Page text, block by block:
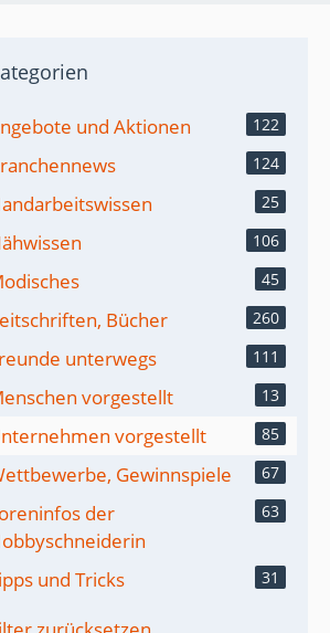
und Aktionen 122
124
25
106
45
Bücher 260
unterwegs 111
vorgestellt 13
vorgestellt 85
Gewinnspiele 67
der
63
und Tricks 31